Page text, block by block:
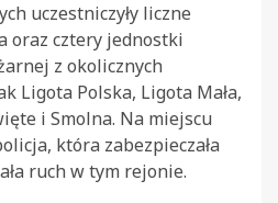
uczestniczyły liczne
oraz cztery jednostki
z okolicznych
Ligota Polska, Ligota Mała,
i Smolna. Na miejscu
która zabezpieczała
ruch w tym rejonie.